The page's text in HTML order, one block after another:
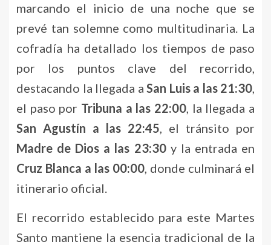
marcando el inicio de una noche que se
prevé tan solemne como multitudinaria. La
cofradía ha detallado los tiempos de paso
por los puntos clave del recorrido,
destacando la llegada a San Luis a las 21:30,
el paso por Tribuna a las 22:00, la llegada a
San Agustín a las 22:45, el tránsito por
Madre de Dios a las 23:30y la entrada en
Cruz Blanca a las 00:00, donde culminará el
itinerario oficial.
El recorrido establecido para este Martes
Santo mantiene la esencia tradicional de la